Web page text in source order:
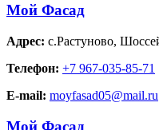
Мой Фасад
Адрес: с.Растуново,
Телефон: +7 967-035-85-71
E-mail: moyfasad05@mail.ru
Мой Фасад